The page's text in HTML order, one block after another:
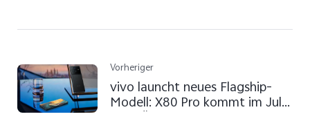
Vorheriger
vivo launcht neues Flagship-
Modell: X80 Pro kommt im Juli
nach Österreich